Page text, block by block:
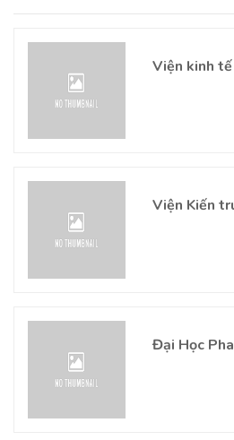
Viện kinh
Viện Kiến
Đại Học